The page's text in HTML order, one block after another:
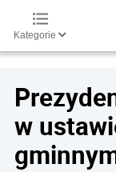
Kategorie
w